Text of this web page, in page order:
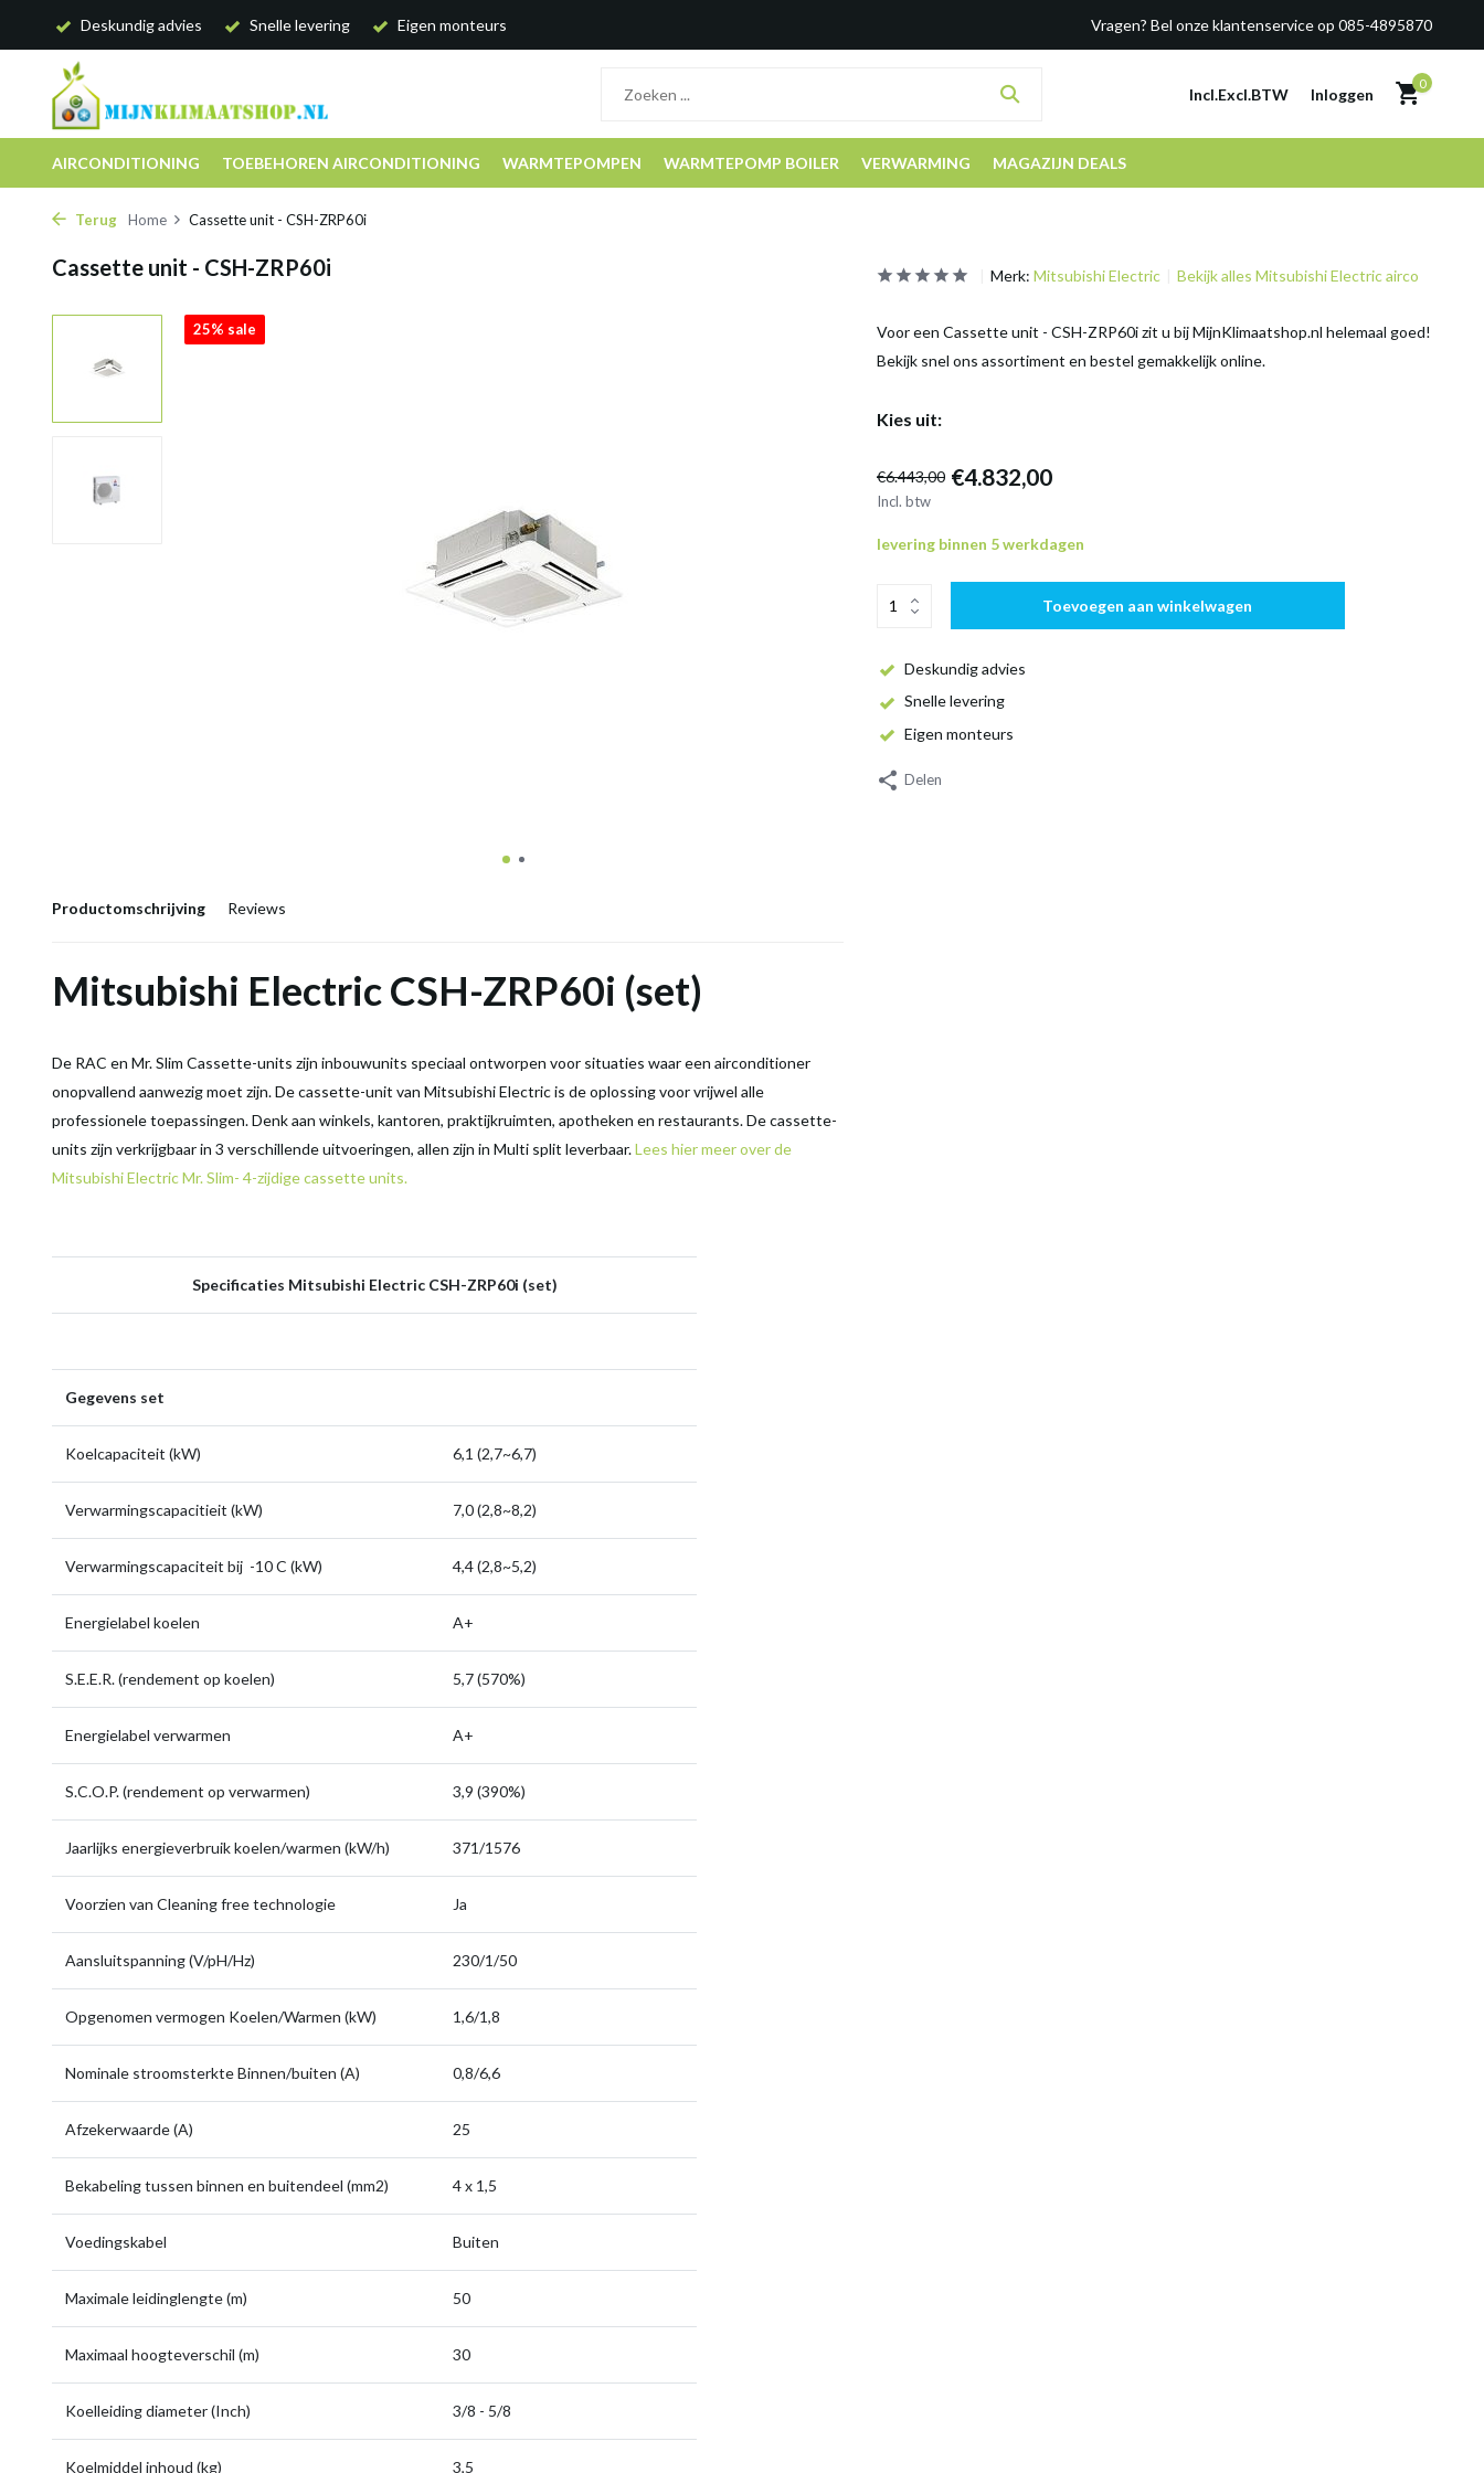
Deskundig advies Snelle levering Eigen monteurs Vragen? Bel onze klantenservice op 085-4895870
Incl.Excl.BTW Inloggen
0
AIRCONDITIONING TOEBEHOREN AIRCONDITIONING WARMTEPOMPEN WARMTEPOMP BOILER VERWARMING MAGAZIJN DEALS
Terug Home Cassette unit - CSH-ZRP60i
Cassette unit - CSH-ZRP60i
25% sale
Productomschrijving Reviews
Mitsubishi Electric CSH-ZRP60i (set)
De RAC en Mr. Slim Cassette-units zijn inbouwunits speciaal ontworpen voor situaties waar een airconditioner
onopvallend aanwezig moet zijn. De cassette-unit van Mitsubishi Electric is de oplossing voor vrijwel alle
professionele toepassingen. Denk aan winkels, kantoren, praktijkruimten, apotheken en restaurants. De cassette-
units zijn verkrijgbaar in 3 verschillende uitvoeringen, allen zijn in Multi split leverbaar.Lees hier meer over de
Mitsubishi Electric Mr. Slim- 4-zijdige cassette units.
Specificaties Mitsubishi Electric CSH-ZRP60i (set)
Gegevens set
Koelcapaciteit (kW) 6,1 (2,7~6,7)
Verwarmingscapacitieit (kW) 7,0 (2,8~8,2)
Verwarmingscapaciteit bij -10 C (kW) 4,4 (2,8~5,2)
Energielabel koelen A+
S.E.E.R. (rendement op koelen) 5,7 (570%)
Energielabel verwarmen A+
S.C.O.P. (rendement op verwarmen) 3,9 (390%)
Jaarlijks energieverbruik koelen/warmen (kW/h) 371/1576
Voorzien van Cleaning free technologie Ja
Aansluitspanning (V/pH/Hz) 230/1/50
Opgenomen vermogen Koelen/Warmen (kW) 1,6/1,8
Nominale stroomsterkte Binnen/buiten (A) 0,8/6,6
Afzekerwaarde (A) 25
Bekabeling tussen binnen en buitendeel (mm2) 4 x 1,5
Voedingskabel Buiten
Maximale leidinglengte (m) 50
Maximaal hoogteverschil (m) 30
Koelleiding diameter (Inch) 3/8 - 5/8
Koelmiddel inhoud (kg) 3,5
Merk: Mitsubishi Electric Bekijk alles Mitsubishi Electric airco
Voor een Cassette unit - CSH-ZRP60i zit u bij MijnKlimaatshop.nl helemaal goed!
Bekijk snel ons assortiment en bestel gemakkelijk online.
Kies uit:
€6.443,00 €4.832,00
Incl. btw
levering binnen 5 werkdagen
Toevoegen aan winkelwagen
Deskundig advies
Snelle levering
Eigen monteurs
Delen